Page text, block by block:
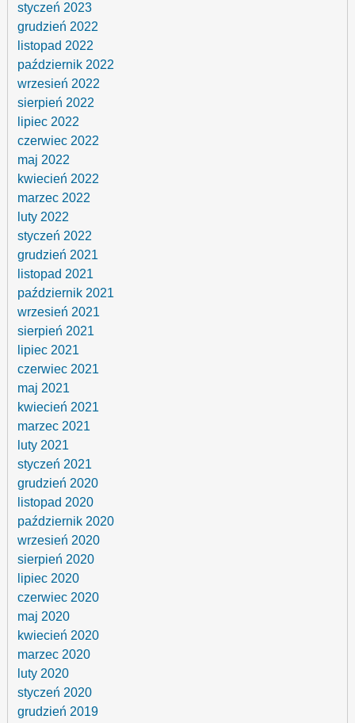
styczeń 2023
grudzień 2022
listopad 2022
październik 2022
wrzesień 2022
sierpień 2022
lipiec 2022
czerwiec 2022
maj 2022
kwiecień 2022
marzec 2022
luty 2022
styczeń 2022
grudzień 2021
listopad 2021
październik 2021
wrzesień 2021
sierpień 2021
lipiec 2021
czerwiec 2021
maj 2021
kwiecień 2021
marzec 2021
luty 2021
styczeń 2021
grudzień 2020
listopad 2020
październik 2020
wrzesień 2020
sierpień 2020
lipiec 2020
czerwiec 2020
maj 2020
kwiecień 2020
marzec 2020
luty 2020
styczeń 2020
grudzień 2019